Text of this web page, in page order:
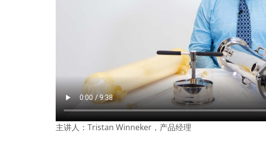
主讲人：Tristan Winneker，产品经理